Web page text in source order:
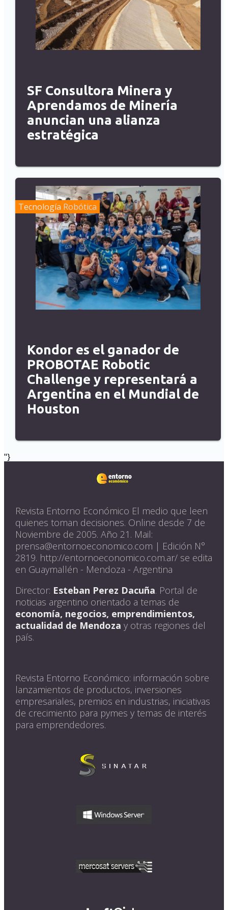
SF Consultora Minera y
Aprendamos de Minería
anuncian una alianza
estratégica
Tecnología Robótica
Kondor es el ganador de
PROBOTAE Robotic
Challenge y representará a
Argentina en el Mundial de
Houston
"}
Revista Entorno Económico El medio que leen
quienes toman decisiones. Online desde 7 de
Noviembre de 2005. Año 21. Mail:
prensa@entornoeconomico.com | Edición N°
2819. http://entornoeconomico.com.ar/ se edita
en Guaymallén - Mendoza - Argentina
Director: Esteban Perez Dacuña. Portal de
noticias argentino orientado a temas de
economía, negocios, emprendimientos,
actualidad de Mendoza y otras regiones del
país.
Revista Entorno Económico: información sobre
lanzamientos de productos, inversiones
empresariales, premios en industrias, iniciativas
de crecimiento para pymes y temas de interés
para emprendedores.